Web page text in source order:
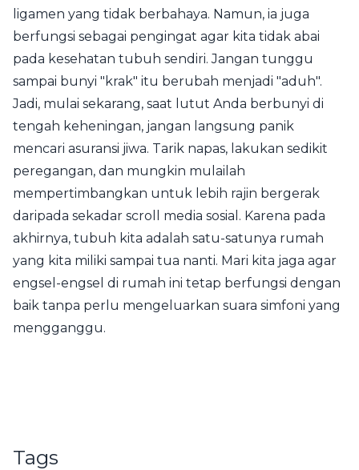
ligamen yang tidak berbahaya. Namun, ia juga
berfungsi sebagai pengingat agar kita tidak abai
pada kesehatan tubuh sendiri. Jangan tunggu
sampai bunyi "krak" itu berubah menjadi "aduh".
Jadi, mulai sekarang, saat lutut Anda berbunyi di
tengah keheningan, jangan langsung panik
mencari asuransi jiwa. Tarik napas, lakukan sedikit
peregangan, dan mungkin mulailah
mempertimbangkan untuk lebih rajin bergerak
daripada sekadar scroll media sosial. Karena pada
akhirnya, tubuh kita adalah satu-satunya rumah
yang kita miliki sampai tua nanti. Mari kita jaga agar
engsel-engsel di rumah ini tetap berfungsi dengan
baik tanpa perlu mengeluarkan suara simfoni yang
mengganggu.
Tags